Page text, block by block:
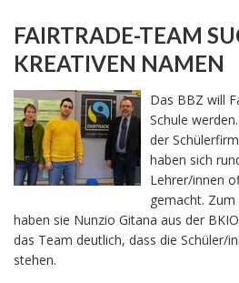
FAIRTRADE-TEAM
KREATIVEN NAMEN
Das BBZ will
Schule
der
haben sich
Lehrer/innen
gemacht. Zum
haben sie Nunzio Gitana aus der
das Team deutlich, dass die Schüler/
stehen.